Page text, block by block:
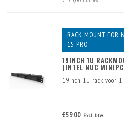
RACK MOUNT
15 PRO
19INCH 1U
(INTEL NUC
19inch 1U rack voor
€59,00 Excl. btw